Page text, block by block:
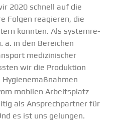
2020 schnell auf die
Folgen reagieren, die
konnten. Als system­re­
a. in den Bereichen
medizi­ni­scher
wir die Produktion
mobilen Arbeits­platz
als Ansprech­partner für
es ist uns gelungen.